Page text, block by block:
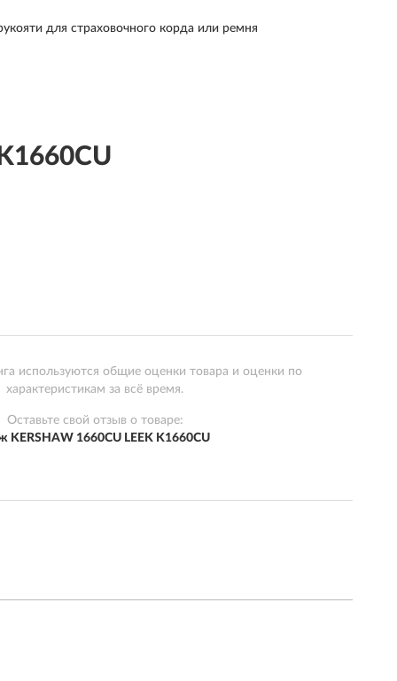
для страховочного корда или ремня
используются общие оценки товара и оценки по
характеристикам за всё время.
Оставьте свой отзыв о товаре:
KERSHAW 1660CU LEEK K1660CU